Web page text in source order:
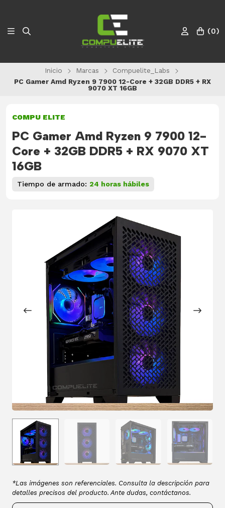
(0)
Inicio Marcas
Compuelite_Labs
PC Gamer Amd Ryzen 9 7900 12-Core + 32GB DDR5 + RX
9070 XT 16GB
COMPU ELITE
PC Gamer Amd Ryzen 9 7900 12-
Core + 32GB DDR5 + RX 9070 XT
16GB
Tiempo de armado: 24 horas hábiles
*Las imágenes son referenciales. Consulta la descripción para
detalles precisos del producto. Ante dudas, contáctanos.